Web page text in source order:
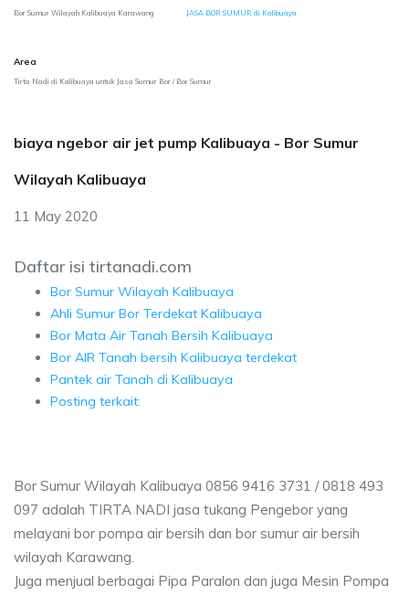
Bor Sumur Wilayah Kalibuaya Karawang JASA BOR SUMUR di Kalibuaya
Area
Tirta Nadi di Kalibuaya untuk Jasa Sumur Bor / Bor Sumur
biaya ngebor air jet pump Kalibuaya - Bor Sumur
Wilayah Kalibuaya
11 May 2020
Daftar isi tirtanadi.com
Bor Sumur Wilayah Kalibuaya
Ahli Sumur Bor Terdekat Kalibuaya
Bor Mata Air Tanah Bersih Kalibuaya
Bor AIR Tanah bersih Kalibuaya terdekat
Pantek air Tanah di Kalibuaya
Posting terkait:
Bor Sumur Wilayah Kalibuaya 0856 9416 3731 / 0818 493
097 adalah TIRTA NADI jasa tukang Pengebor yang
melayani bor pompa air bersih dan bor sumur air bersih
wilayah Karawang.
Juga menjual berbagai Pipa Paralon dan juga Mesin Pompa